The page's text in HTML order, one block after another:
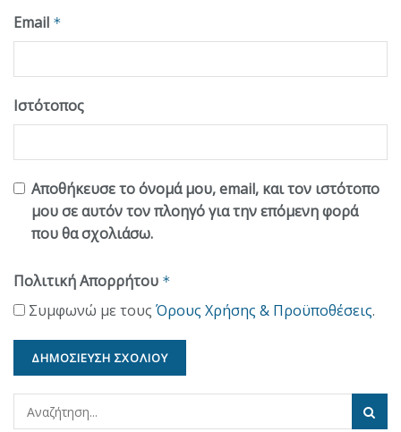
Email *
Ιστότοπος
Αποθήκευσε το όνομά μου, email, και τον ιστότοπο
μου σε αυτόν τον πλοηγό για την επόμενη φορά
που θα σχολιάσω.
Πολιτική Απορρήτου *
Συμφωνώ με τους Όρους Χρήσης & Προϋποθέσεις.